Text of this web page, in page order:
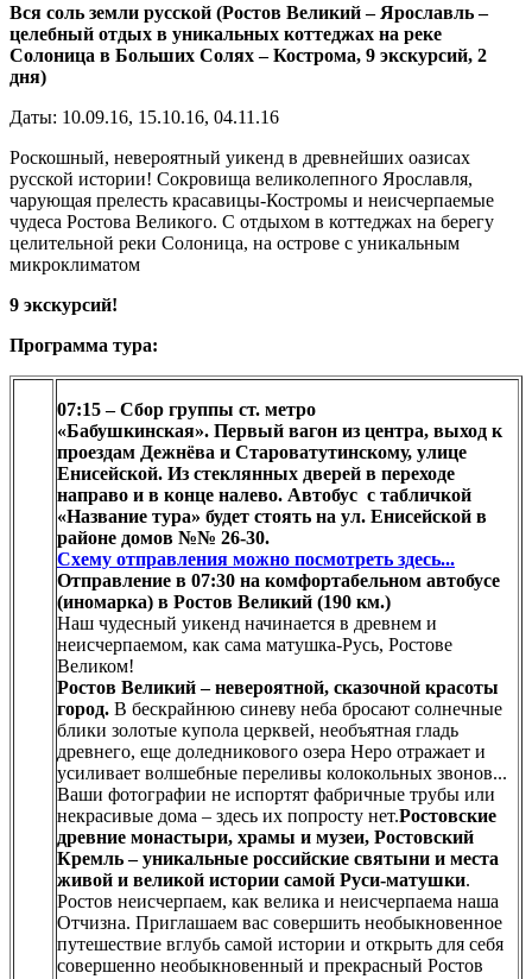
Вся соль земли русской (Ростов Великий – Ярославль –
целебный отдых в уникальных коттеджах на реке
Солоница в Больших Солях – Кострома, 9 экскурсий, 2
дня)
Даты: 10.09.16, 15.10.16, 04.11.16
Роскошный, невероятный уикенд в древнейших оазисах
русской истории! Сокровища великолепного Ярославля,
чарующая прелесть красавицы-Костромы и неисчерпаемые
чудеса Ростова Великого. С отдыхом в коттеджах на берегу
целительной реки Солоница, на острове с уникальным
микроклиматом
9 экскурсий!
Программа тура:
07:15 – Сбор группы ст. метро
«Бабушкинская». Первый вагон из центра, выход к
проездам Дежнёва и Староватутинскому, улице
Енисейской. Из стеклянных дверей в переходе
направо и в конце налево. Автобус с табличкой
«Название тура» будет стоять на ул. Енисейской в
районе домов №№ 26-30.
Схему отправления можно посмотреть здесь...
Отправление в 07:30 на комфортабельном автобусе
(иномарка) в Ростов Великий (190 км.)
Наш чудесный уикенд начинается в древнем и
неисчерпаемом, как сама матушка-Русь, Ростове
Великом!
Ростов Великий – невероятной, сказочной красоты
город. В бескрайнюю синеву неба бросают солнечные
блики золотые купола церквей, необъятная гладь
древнего, еще доледникового озера Неро отражает и
усиливает волшебные переливы колокольных звонов...
Ваши фотографии не испортят фабричные трубы или
некрасивые дома – здесь их попросту нет.Ростовские
древние монастыри, храмы и музеи, Ростовский
Кремль – уникальные российские святыни и места
живой и великой истории самой Руси-матушки.
Ростов неисчерпаем, как велика и неисчерпаема наша
Отчизна. Приглашаем вас совершить необыкновенное
путешествие вглубь самой истории и открыть для себя
совершенно необыкновенный и прекрасный Ростов